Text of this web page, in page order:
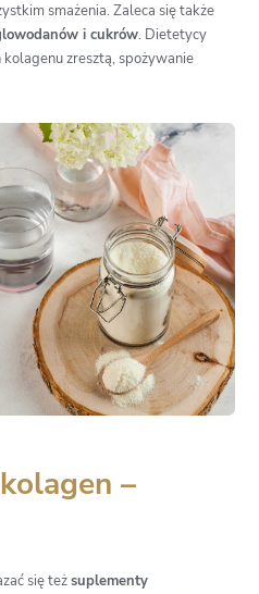
smażenia. Zaleca się także
i cukrów. Dietetycy
zresztą, spożywanie
–
się teżsuplementy